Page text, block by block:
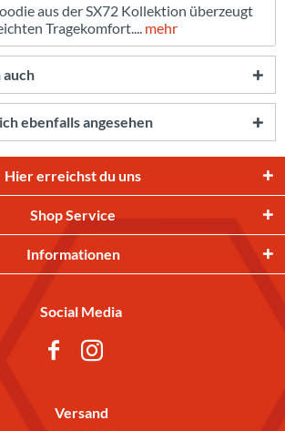
aus der SX72 Kollektion überzeugt
Tragekomfort.... mehr
ebenfalls angesehen
Hier erreichst du uns
Shop Service
Informationen
Social Media
Versand